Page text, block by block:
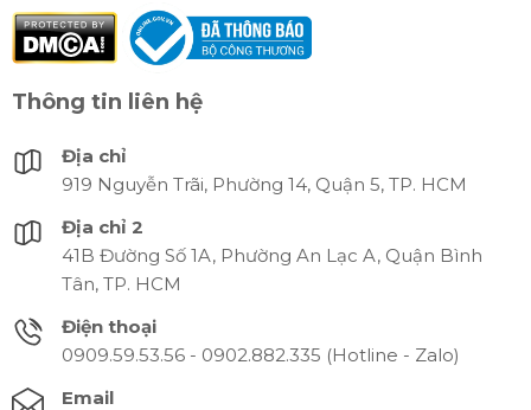
Thông tin liên hệ
Địa chỉ
919 Nguyễn Trãi, Phường 14, Quận 5, TP. HCM
Địa chỉ 2
41B Đường Số 1A, Phường An Lạc A, Quận Bình
Tân, TP. HCM
Điện thoại
0909.59.53.56 - 0902.882.335 (Hotline - Zalo)
Email